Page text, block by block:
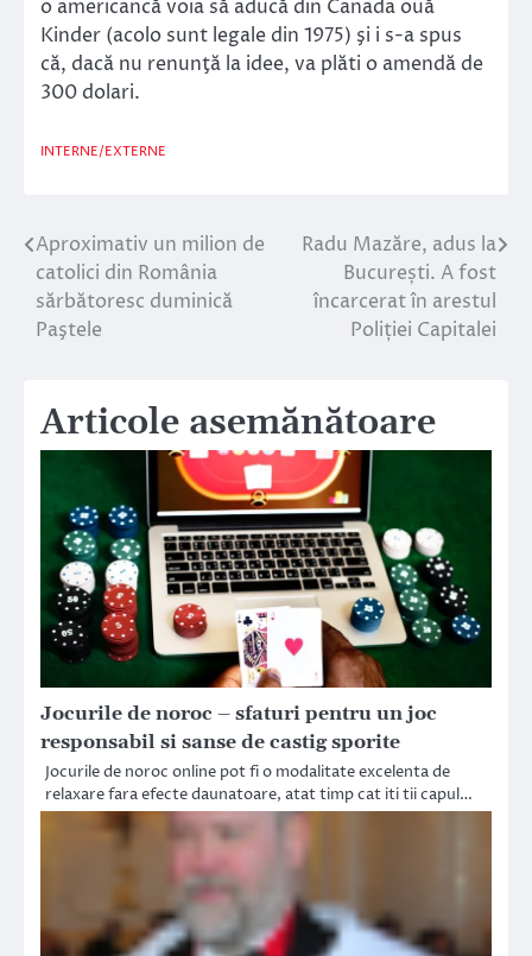
o americancă voia să aducă din Canada ouă
Kinder (acolo sunt legale din 1975) şi i s-a spus
că, dacă nu renunţă la idee, va plăti o amendă de
300 dolari.
INTERNE/EXTERNE
Navigare
în
articole
Aproximativ un milion de
catolici din România
sărbătoresc duminică
Paştele
Radu Mazăre, adus la
București. A fost
încarcerat în arestul
Poliției Capitalei
Articole asemănătoare
Jocurile de noroc – sfaturi pentru un joc
responsabil si sanse de castig sporite
Jocurile de noroc online pot fi o modalitate excelenta de
relaxare fara efecte daunatoare, atat timp cat iti tii capul…